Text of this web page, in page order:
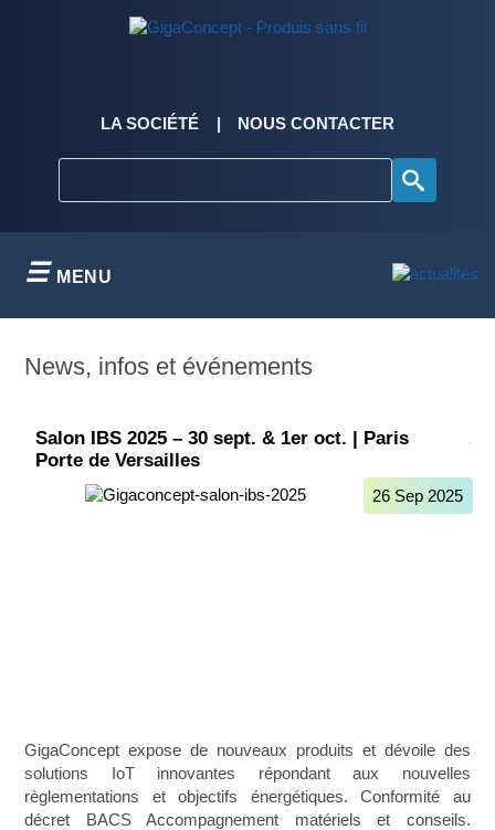
LA SOCIÉTÉ NOUS CONTACTER
MENU
News, infos et événements
Salon IBS 2025 – 30 sept. & 1er oct. | Paris
Porte de Versailles
26 Sep 2025
GigaConcept expose de nouveaux produits et dévoile des
solutions IoT innovantes répondant aux nouvelles
règlementations et objectifs énergétiques. Conformité au
décret BACS Accompagnement matériels et conseils.